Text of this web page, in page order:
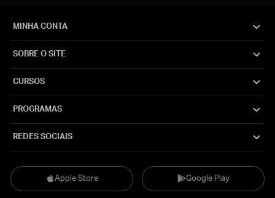
Apple Store Google Play
MINHA CONTA
SOBRE O SITE
CURSOS
PROGRAMAS
REDES SOCIAIS